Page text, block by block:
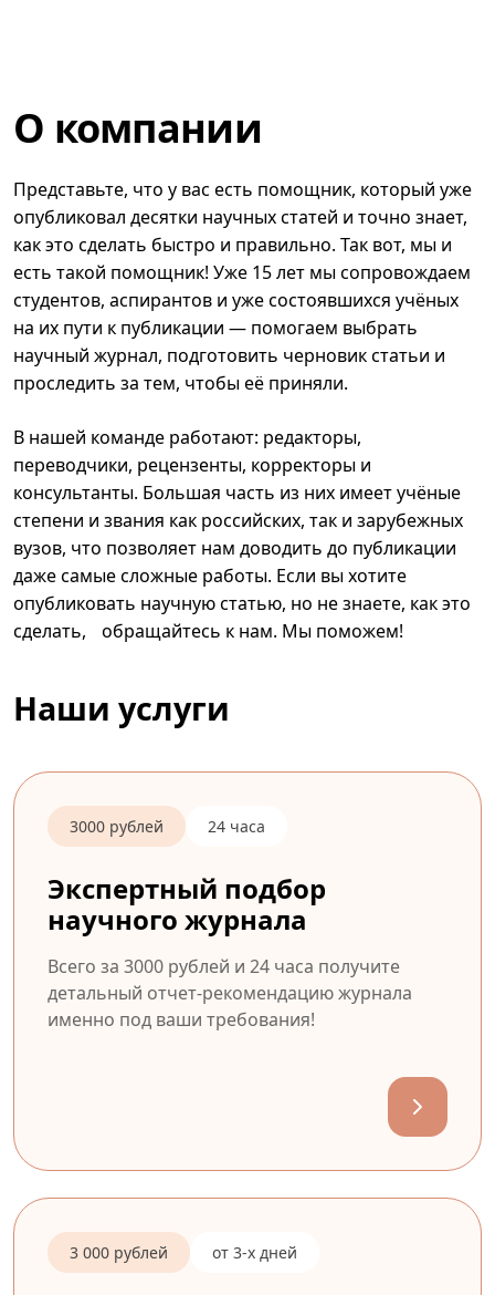
О компании
Представьте, что у вас есть помощник, который уже
опубликовал десятки научных статей и точно знает,
как это сделать быстро и правильно. Так вот, мы и
есть такой помощник! Уже 15 лет мы сопровождаем
студентов, аспирантов и уже состоявшихся учёных
на их пути к публикации — помогаем выбрать
научный журнал, подготовить черновик статьи и
проследить за тем, чтобы её приняли.
В нашей команде работают: редакторы,
переводчики, рецензенты, корректоры и
консультанты. Большая часть из них имеет учёные
степени и звания как российских, так и зарубежных
вузов, что позволяет нам доводить до публикации
даже самые сложные работы. Если вы хотите
опубликовать научную статью, но не знаете, как это
сделать, обращайтесь к нам. Мы поможем!
Наши услуги
3000 рублей 24 часа
Экспертный подбор
научного журнала
Всего за 3000 рублей и 24 часа получите
детальный отчет-рекомендацию журнала
именно под ваши требования!
3 000 рублей от 3-х дней